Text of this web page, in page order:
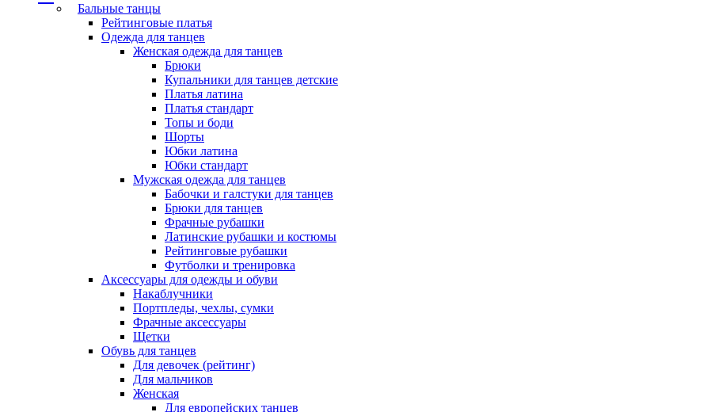
Бальные танцы
Рейтинговые платья
Одежда для танцев
Женская одежда для танцев
Брюки
Купальники для танцев детские
Платья латина
Платья стандарт
Топы и боди
Шорты
Юбки латина
Юбки стандарт
Мужская одежда для танцев
Бабочки и галстуки для танцев
Брюки для танцев
Фрачные рубашки
Латинские рубашки и костюмы
Рейтинговые рубашки
Футболки и тренировка
Аксессуары для одежды и обуви
Накаблучники
Портпледы, чехлы, сумки
Фрачные аксессуары
Щетки
Обувь для танцев
Для девочек (рейтинг)
Для мальчиков
Женская
Для европейских танцев